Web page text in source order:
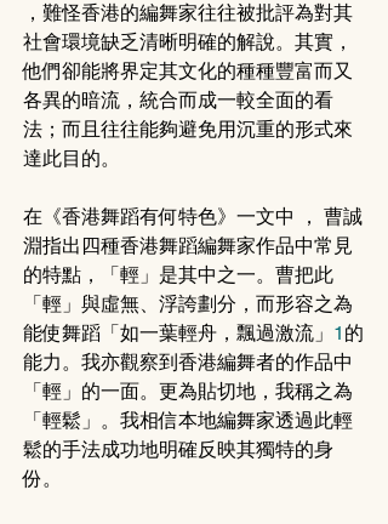
，難怪香港的編舞家往往被批評為對其
社會環境缺乏清晰明確的解說。其實，
他們卻能將界定其文化的種種豐富而又
各異的暗流，統合而成一較全面的看
法；而且往往能夠避免用沉重的形式來
達此目的。
在《香港舞蹈有何特色》一文中 ， 曹誠
淵指出四種香港舞蹈編舞家作品中常見
的特點，「輕」是其中之一。曹把此
「輕」與虛無、浮誇劃分，而形容之為
能使舞蹈「如一葉輕舟，飄過激流」 1 的
能力。我亦觀察到香港編舞者的作品中
「輕」的一面。更為貼切地，我稱之為
「輕鬆」。我相信本地編舞家透過此輕
鬆的手法成功地明確反映其獨特的身
份。